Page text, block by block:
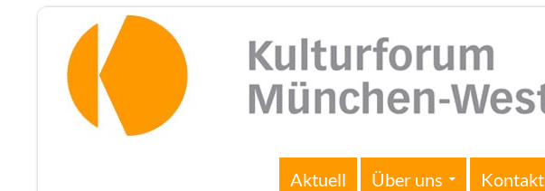
Aktuell Über uns Kontakt